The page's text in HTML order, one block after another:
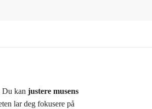
kan justere musens
lar deg fokusere på